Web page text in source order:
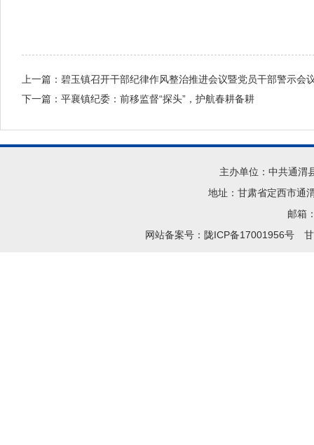
上一篇： 碧玉镇召开干部纪律作风整治推进会议暨党员干部警示会
下一篇： 平襄镇纪委：前移监督“探头”，护航春耕备耕
主办单位：中共通渭
地址：甘肃省定西市通
邮箱
网站备案号：陇ICP备17001956号